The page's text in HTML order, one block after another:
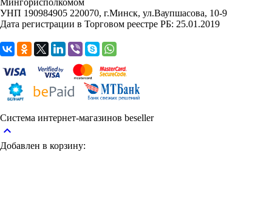
Мингорисполкомом
УНП 190984905 220070, г.Минск, ул.Ваупшасова, 10-9
Дата регистрации в Торговом реестре РБ: 25.01.2019
Система интернет-магазинов beseller
keyboard_arrow_up
Добавлен в корзину: